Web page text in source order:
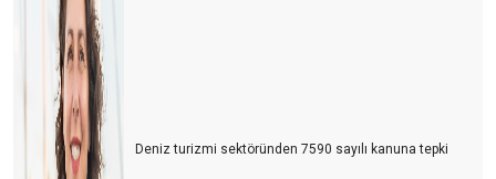
TURiZMCi BAHTSIZ BEDEVi…
Nedir bu TGA eziyeti?
Bakan TURSAB standını pas geçti ama…
KAÇAK İÇKİ İNSANI, KAÇAK REHBER TURİZMİ ÖLDÜRÜR
Deniz turizmi sektöründen 7590 sayılı kanuna tepki